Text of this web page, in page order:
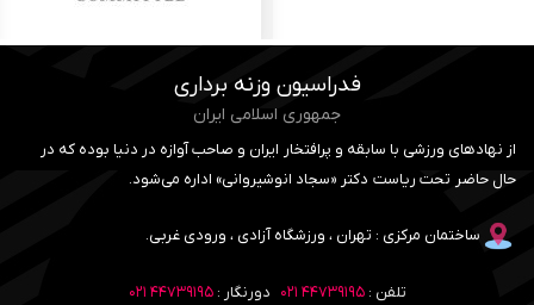
فدراسیون وزنه برداری
جمهوری اسلامی ایران
از نهادهای ورزشی با سابقه و پرافتخار ایران و صاحب آوازه در دنیا بوده که در
حال حاضر تحت ریاست دکتر «سجاد انوشیروانی» اداره می‌شود.
ساختمان مرکزی : تهران ، ورزشگاه آزادی ، ورودی غربی.
تلفن :۴۴۷۳۹۱۹۵ ۰۲۱ دورنگار :۴۴۷۳۹۱۹۵ ۰۲۱